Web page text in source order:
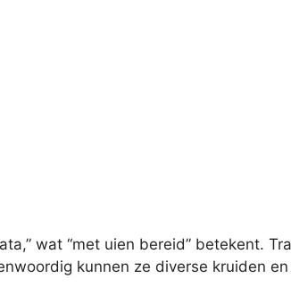
wat “met uien bereid” betekent.
kunnen ze diverse kruiden